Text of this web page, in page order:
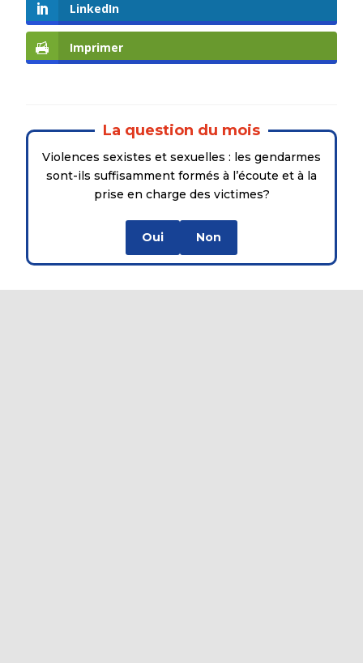
LinkedIn
Imprimer
La question du mois
Violences sexistes et sexuelles : les gendarmes
sont-ils suffisamment formés à l’écoute et à la
prise en charge des victimes?
Oui Non